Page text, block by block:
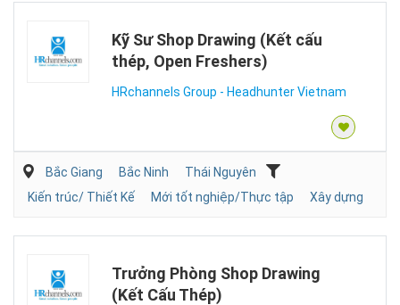
Kỹ Sư Shop Drawing (Kết cấu
thép, Open Freshers)
HRchannels Group - Headhunter Vietnam
Bắc Giang Bắc Ninh
Thái Nguyên
Kiến trúc/ Thiết Kế
Mới tốt nghiệp/Thực tập Xây dựng
Trưởng Phòng Shop Drawing
(Kết Cấu Thép)